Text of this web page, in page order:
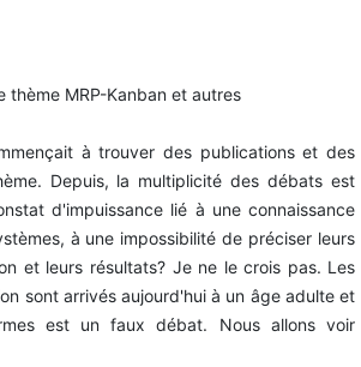
thème MRP-Kanban et autres
à trouver des publications et des
Depuis, la multiplicité des débats est
d'impuissance lié à une connaissance
à une impossibilité de préciser leurs
et leurs résultats? Je ne le crois pas. Les
sont arrivés aujourd'hui à un âge adulte et
est un faux débat. Nous allons voir